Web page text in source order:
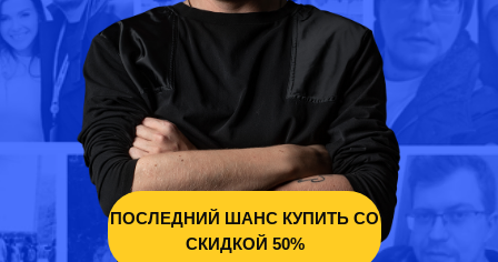
ЗАПИСАТЬСЯ
ПОСЛЕДНИЙ ШАНС КУПИТЬ СО
СКИДКОЙ 50%